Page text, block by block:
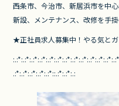
西条市、今治市、新居浜市を中
新設、メンテナンス、改修を手掛
★正社員求人募集中！やる気とガ
:.:*:.:*:.:*:.:*:.:*:.:*:.:*:.
.:*:.:*:.:*:.:*:.:*::.:*:.:*:.: